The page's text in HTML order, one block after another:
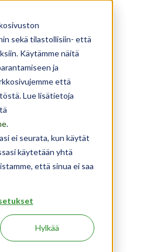
sekä tilastollisiin- että
Käytämme näitä
ja
että
Lue lisätietoja
.
ei seurata, kun käytät
käytetään yhtä
että sinua ei saa
Hylkää
reseptipankkimme
reseptien kehityksessä ja
ammattilaiskeittiöiden
erilaisten keittiöiden